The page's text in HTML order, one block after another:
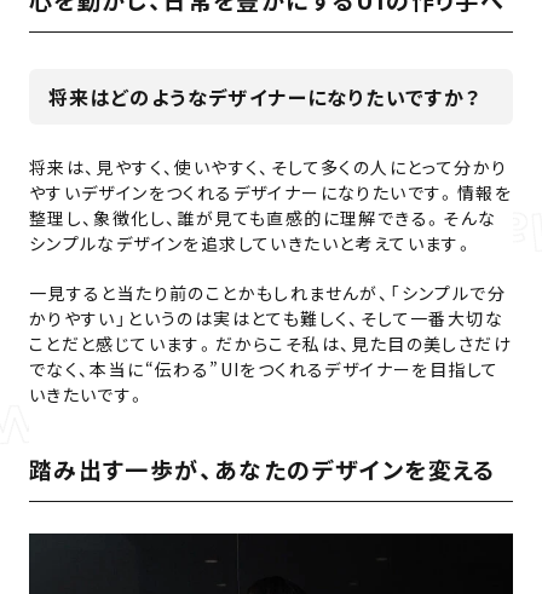
将来はどのようなデザイナーになりたいですか？
将来は、見やすく、使いやすく、そして多くの人にとって分かり
やすいデザインをつくれるデザイナーになりたいです。情報を
整理し、象徴化し、誰が見ても直感的に理解できる。そんな
シンプルなデザインを追求していきたいと考えています。
一見すると当たり前のことかもしれませんが、「シンプルで分
かりやすい」というのは実はとても難しく、そして一番大切な
ことだと感じています。だからこそ私は、見た目の美しさだけ
でなく、本当に“伝わる”UIをつくれるデザイナーを目指して
いきたいです。
踏み出す一歩が、あなたのデザインを変える